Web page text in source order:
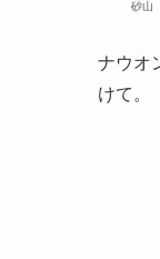
砂山
ナウオ
けて。